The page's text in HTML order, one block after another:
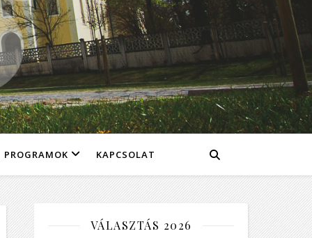
PROGRAMOK KAPCSOLAT
VÁLASZTÁS 2026